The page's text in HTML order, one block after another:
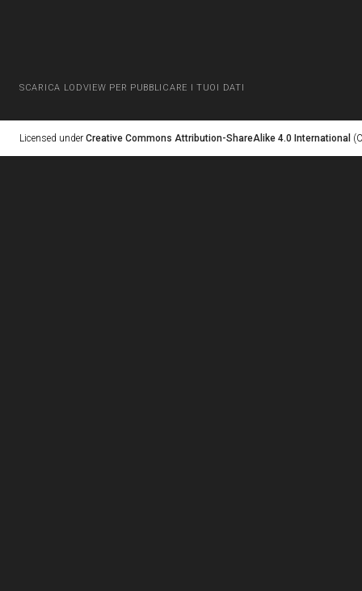
SCARICA LODVIEW PER PUBBLICARE I TUOI DATI
Licensed under Creative Commons Attribution-ShareAlike 4.0 International